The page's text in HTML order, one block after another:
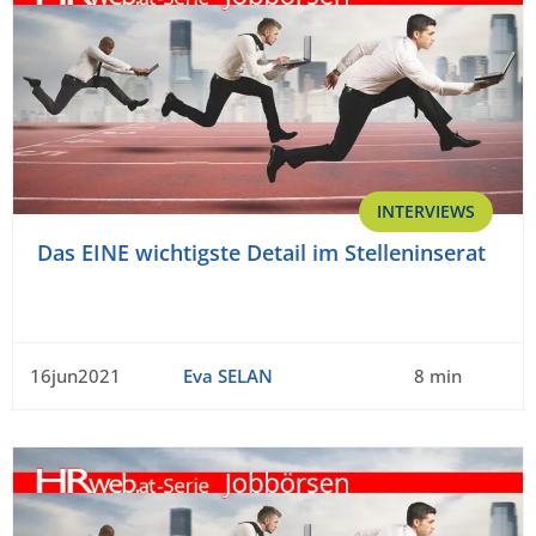
INTERVIEWS
Das EINE wichtigste Detail im Stelleninserat
16jun2021 Eva SELAN 8 min